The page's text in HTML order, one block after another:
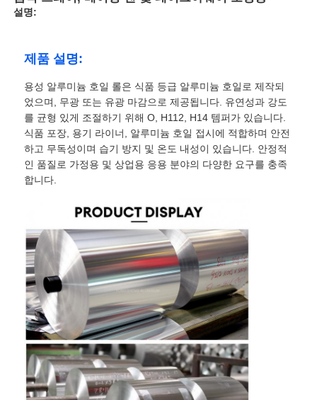
설명:
제품 설명:
용성 알루미늄 호일 롤은 식품 등급 알루미늄 호일로 제작되
었으며, 무광 또는 유광 마감으로 제공됩니다. 유연성과 강도
를 균형 있게 조절하기 위해 O, H112, H14 템퍼가 있습니다.
식품 포장, 용기 라이너, 알루미늄 호일 접시에 적합하며 안전
하고 무독성이며 습기 방지 및 온도 내성이 있습니다. 안정적
인 품질로 가정용 및 상업용 응용 분야의 다양한 요구를 충족
합니다.